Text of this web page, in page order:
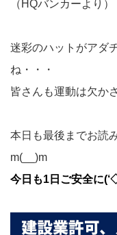
（HQバンカーより）
迷彩のハットがアダ
ね・・・
皆さんも運動は欠か
本日も最後までお読
m(__)m
今日も1日ご安全に